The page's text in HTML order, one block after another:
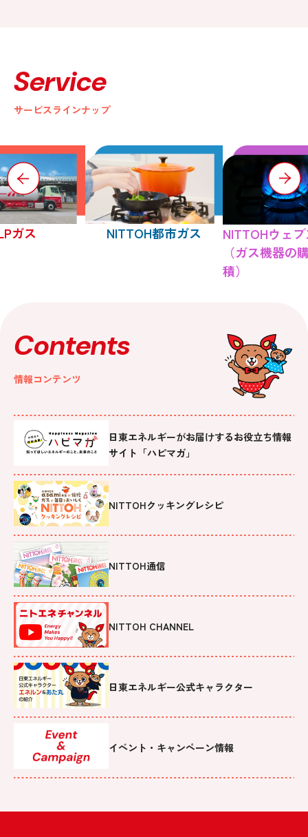
Service
サービスラインナップ
ガス NITTOH都市ガス
NITTOHウェ
（ガス機器の
積）
Contents
情報コンテンツ
日東エネルギーがお届けするお役立ち情報
サイト「ハピマガ」
NITTOHクッキングレシピ
NITTOH通信
NITTOH CHANNEL
日東エネルギー公式キャラクター
イベント・キャンペーン情報